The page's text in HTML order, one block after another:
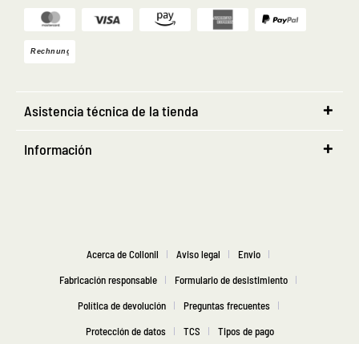
Asistencia técnica de la tienda
Información
Acerca de Collonil Aviso legal
Envio
Fabricación responsable
Formulario de desistimiento
Política de devolución
Preguntas frecuentes
Protección de datos
TCS Tipos de pago